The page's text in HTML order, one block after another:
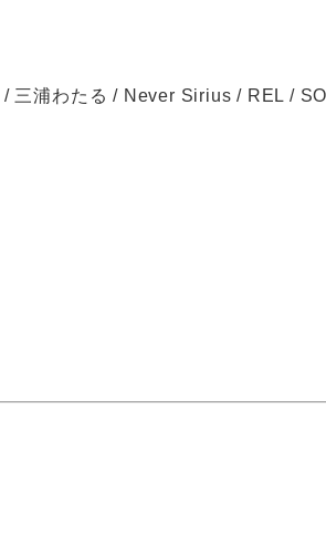
三浦わたる / Never Sirius / REL /